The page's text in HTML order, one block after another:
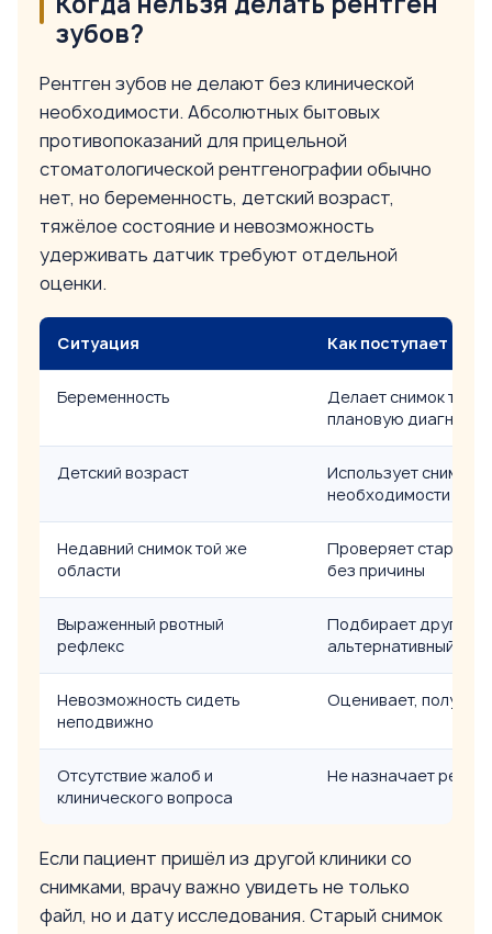
зубов?
Рентген зубов не делают без клинической
необходимости. Абсолютных бытовых
противопоказаний для прицельной
стоматологической рентгенографии обычно
нет, но беременность, детский возраст,
тяжёлое состояние и невозможность
удерживать датчик требуют отдельной
оценки.
Ситуация Как поступает врач
Беременность
Делает снимок
плановую
Детский возраст
Использует снимок
необходимости
Недавний снимок той же
области
Проверяет старый
без причины
Выраженный рвотный
рефлекс
Подбирает другой
альтернативный
Невозможность сидеть
неподвижно
Оценивает,
Отсутствие жалоб и
клинического вопроса
Не назначает
Если пациент пришёл из другой клиники со
снимками, врачу важно увидеть не только
файл, но и дату исследования. Старый снимок